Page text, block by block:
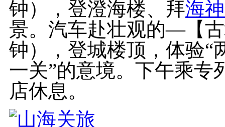
钟），登澄海楼、拜海
景。汽车赴壮观的—【
钟），登城楼顶，体验“
一关”的意境。下午乘专
店休息。